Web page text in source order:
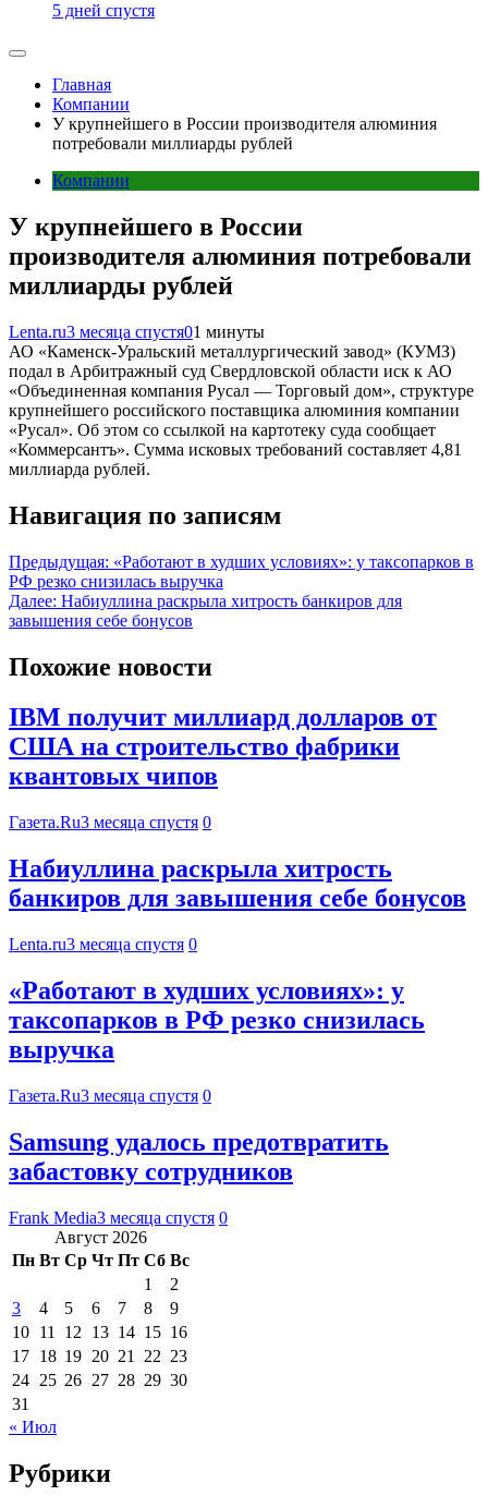
5 дней спустя
Главная
Компании
У крупнейшего в России производителя алюминия
потребовали миллиарды рублей
Компании
У крупнейшего в России
производителя алюминия потребовали
миллиарды рублей
Lenta.ru3 месяца спустя01 минуты
АО «Каменск-Уральский металлургический завод» (КУМЗ)
подал в Арбитражный суд Свердловской области иск к АО
«Объединенная компания Русал — Торговый дом», структуре
крупнейшего российского поставщика алюминия компании
«Русал». Об этом со ссылкой на картотеку суда сообщает
«Коммерсантъ». Сумма исковых требований составляет 4,81
миллиарда рублей.
Навигация по записям
Предыдущая: «Работают в худших условиях»: у таксопарков в
РФ резко снизилась выручка
Далее: Набиуллина раскрыла хитрость банкиров для
завышения себе бонусов
Похожие новости
IBM получит миллиард долларов от
США на строительство фабрики
квантовых чипов
Газета.Ru3 месяца спустя 0
Набиуллина раскрыла хитрость
банкиров для завышения себе бонусов
Lenta.ru3 месяца спустя 0
«Работают в худших условиях»: у
таксопарков в РФ резко снизилась
выручка
Газета.Ru3 месяца спустя 0
Samsung удалось предотвратить
забастовку сотрудников
Frank Media3 месяца спустя 0
Август 2026
Пн Вт Ср Чт Пт Сб Вс
1
2
3
4 5 6 7 8
9
10 11 12 13 14 15 16
17 18 19 20 21 22 23
24 25 26 27 28 29 30
31
« Июл
Рубрики